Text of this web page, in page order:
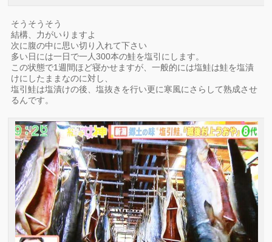
そうそうそう
結構、力がいりますよ
次に腹の中に思い切り入れて下さい
多い日には一日で一人300本の鮭を塩引にします。
この状態で1週間ほど寝かせますが、一般的には塩鮭は鮭を塩漬
けにしたままなのに対し、
塩引鮭は塩漬けの後、塩抜きを行い更に寒風にさらして熟成させ
るんです。